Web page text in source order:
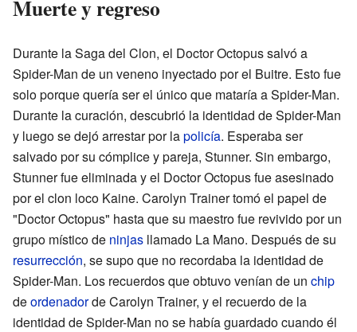
Muerte y regreso
Durante la Saga del Clon, el Doctor Octopus salvó a
Spider-Man de un veneno inyectado por el Buitre. Esto fue
solo porque quería ser el único que mataría a Spider-Man.
Durante la curación, descubrió la identidad de Spider-Man
y luego se dejó arrestar por lapolicía. Esperaba ser
salvado por su cómplice y pareja, Stunner. Sin embargo,
Stunner fue eliminada y el Doctor Octopus fue asesinado
por el clon loco Kaine. Carolyn Trainer tomó el papel de
"Doctor Octopus" hasta que su maestro fue revivido por un
grupo místico de ninjas llamado La Mano. Después de su
resurrección, se supo que no recordaba la identidad de
Spider-Man. Los recuerdos que obtuvo venían de un chip
deordenadorde Carolyn Trainer, y el recuerdo de la
identidad de Spider-Man no se había guardado cuando él